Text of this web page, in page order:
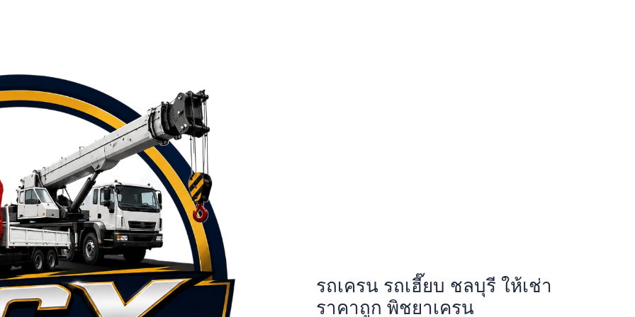
รถเครน รถเฮี๊ยบ ชลบุรี ให้เช่า
ราคาถูก พิชยาเครน